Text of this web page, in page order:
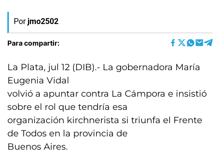
Por jmo2502
Para compartir:
La Plata, jul 12 (DIB).- La gobernadora María
Eugenia Vidal
volvió a apuntar contra La Cámpora e insistió
sobre el rol que tendría esa
organización kirchnerista si triunfa el Frente
de Todos en la provincia de
Buenos Aires.